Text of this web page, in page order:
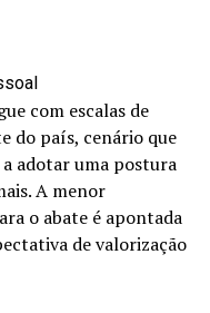
Porteira
os
você vai
em MS atinge 37,3%
Rural.
com escalas de
do país, cenário que
adotar uma postura
A menor
o abate é apontada
de valorização